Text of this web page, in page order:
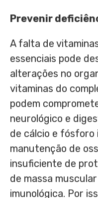
Prevenir
A falta de
essenciais pode
alterações no
vitaminas do
podem
neurológico e
de cálcio e fósforo
manutenção de
insuficiente de
de massa
imunológica. Por